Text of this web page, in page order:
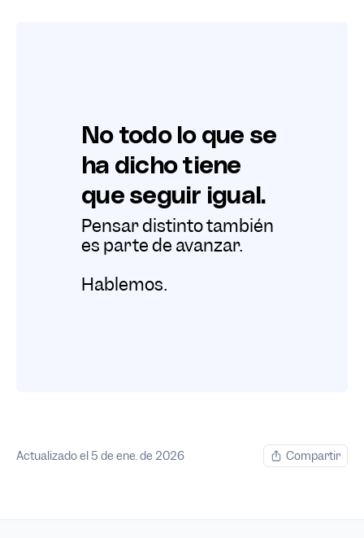
No todo lo que se
ha dicho tiene
que seguir igual.
Pensar distinto también
es parte de avanzar.
Hablemos.
Actualizado el 5 de ene. de 2026 Compartir